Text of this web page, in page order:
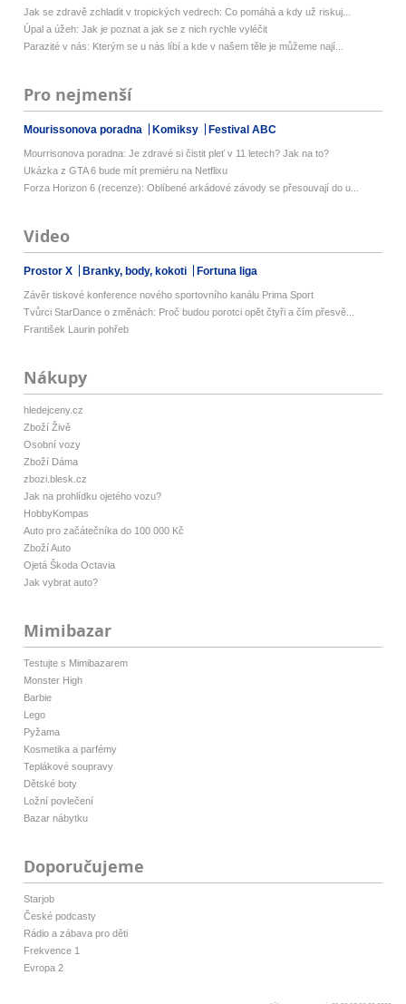
Jak se zdravě zchladit v tropických vedrech: Co pomáhá a kdy už riskuj...
Úpal a úžeh: Jak je poznat a jak se z nich rychle vyléčit
Parazité v nás: Kterým se u nás líbí a kde v našem těle je můžeme nají...
Pro nejmenší
Mourissonova poradna Komiksy Festival ABC
Mourrisonova poradna: Je zdravé si čistit pleť v 11 letech? Jak na to?
Ukázka z GTA 6 bude mít premiéru na Netflixu
Forza Horizon 6 (recenze): Oblíbené arkádové závody se přesouvají do u...
Video
Prostor X Branky, body, kokoti Fortuna liga
Závěr tiskové konference nového sportovního kanálu Prima Sport
Tvůrci StarDance o změnách: Proč budou porotci opět čtyři a čím přesvě...
František Laurin pohřeb
Nákupy
hledejceny.cz
Zboží Živě
Osobní vozy
Zboží Dáma
zbozi.blesk.cz
Jak na prohlídku ojetého vozu?
HobbyKompas
Auto pro začátečníka do 100 000 Kč
Zboží Auto
Ojetá Škoda Octavia
Jak vybrat auto?
Mimibazar
Testujte s Mimibazarem
Monster High
Barbie
Lego
Pyžama
Kosmetika a parfémy
Teplákové soupravy
Dětské boty
Ložní povlečení
Bazar nábytku
Doporučujeme
Starjob
České podcasty
Rádio a zábava pro děti
Frekvence 1
Evropa 2